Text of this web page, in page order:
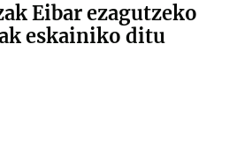
Eibar ezagutzeko
eskainiko ditu